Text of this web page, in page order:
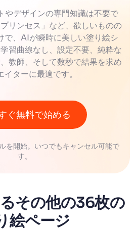
やデザインの専門知識は不要で
リンセス」など、欲しいものの
で、AIが瞬時に美しい塗り絵シ
習曲線なし、設定不要、純粋な
教師、そして数秒で結果を求め
イターに最適です。
ぐ無料で始める
を開始。いつでもキャンセル可能で
す。
その他の36枚の
絵ページ